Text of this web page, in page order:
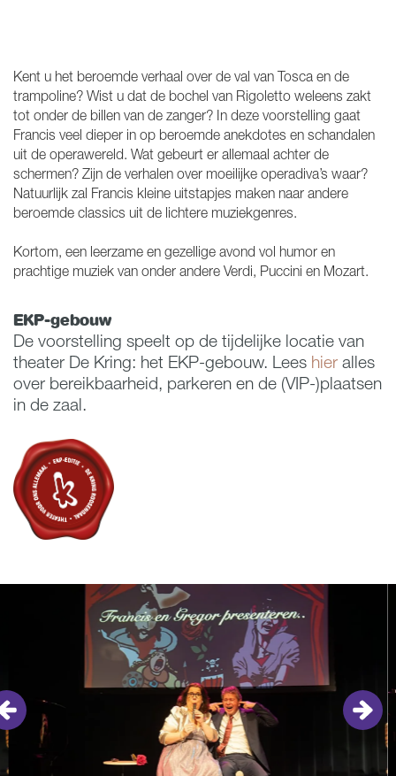
Kent u het beroemde verhaal over de val van Tosca en de
trampoline? Wist u dat de bochel van Rigoletto weleens zakt
tot onder de billen van de zanger? In deze voorstelling gaat
Francis veel dieper in op beroemde anekdotes en schandalen
uit de operawereld. Wat gebeurt er allemaal achter de
schermen? Zijn de verhalen over moeilijke operadiva’s waar?
Natuurlijk zal Francis kleine uitstapjes maken naar andere
beroemde classics uit de lichtere muziekgenres.
Kortom, een leerzame en gezellige avond vol humor en
prachtige muziek van onder andere Verdi, Puccini en Mozart.
EKP-gebouw
De voorstelling speelt op de tijdelijke locatie van
theater De Kring: het EKP-gebouw. Lees hier alles
over bereikbaarheid, parkeren en de (VIP-)plaatsen
in de zaal.